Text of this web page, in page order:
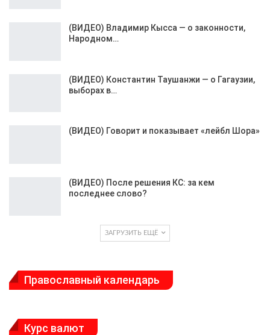
(ВИДЕО) Владимир Кысса — о законности,
Народном…
(ВИДЕО) Константин Таушанжи — о Гагаузии,
выборах в…
(ВИДЕО) Говорит и показывает «лейбл Шора»
(ВИДЕО) После решения КС: за кем
последнее слово?
ЗАГРУЗИТЬ ЕЩЁ
Православный календарь
Курс валют